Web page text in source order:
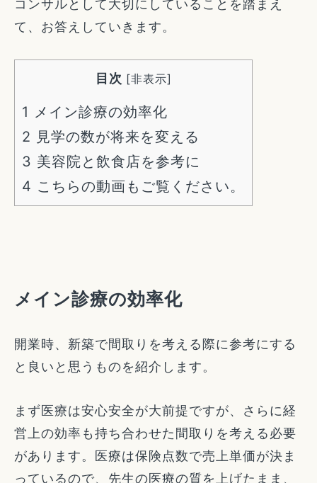
コンサルとして大切にしていることを踏まえ
て、お答えしていきます。
目次 [非表示]
1 メイン診療の効率化
2 見学の数が将来を変える
3 美容院と飲食店を参考に
4 こちらの動画もご覧ください。
メイン診療の効率化
開業時、新築で間取りを考える際に参考にする
と良いと思うものを紹介します。
まず医療は安心安全が大前提ですが、さらに経
営上の効率も持ち合わせた間取りを考える必要
があります。医療は保険点数で売上単価が決ま
っているので、先生の医療の質を上げたまま、